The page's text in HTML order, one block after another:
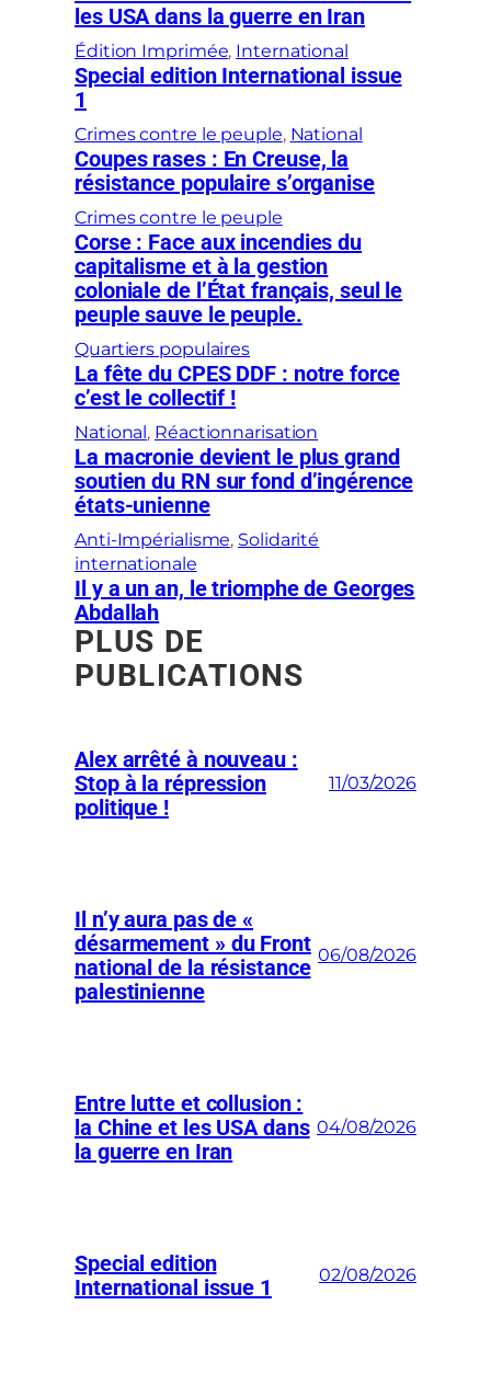
les USA dans la guerre en Iran
Édition Imprimée, International
Special edition International issue
1
Crimes contre le peuple, National
Coupes rases : En Creuse, la
résistance populaire s’organise
Crimes contre le peuple
Corse : Face aux incendies du
capitalisme et à la gestion
coloniale de l’État français, seul le
peuple sauve le peuple.
Quartiers populaires
La fête du CPES DDF : notre force
c’est le collectif !
National , Réactionnarisation
La macronie devient le plus grand
soutien du RN sur fond d’ingérence
états-unienne
Anti-Impérialisme, Solidarité
internationale
Il y a un an, le triomphe de Georges
Abdallah
PLUS DE
PUBLICATIONS
Alex arrêté à nouveau :
Stop à la répression
politique !
11/03/2026
Il n’y aura pas de «
désarmement » du Front
national de la résistance
palestinienne
06/08/2026
Entre lutte et collusion :
la Chine et les USA dans
la guerre en Iran
04/08/2026
Special edition
International issue 1
02/08/2026